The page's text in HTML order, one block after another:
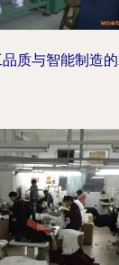
质与智能制造